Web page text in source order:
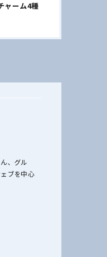
ャーム4種
、グル
ブを中心